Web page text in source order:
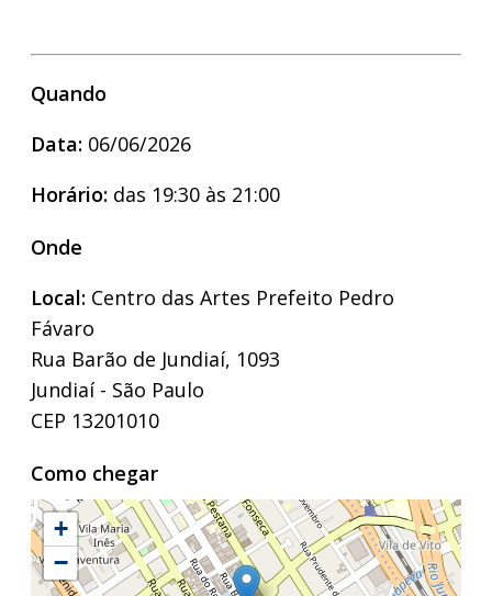
Quando
Data: 06/06/2026
Horário: das 19:30 às 21:00
Onde
Local: Centro das Artes Prefeito Pedro
Fávaro
Rua Barão de Jundiaí, 1093
Jundiaí - São Paulo
CEP 13201010
Como chegar
+
−